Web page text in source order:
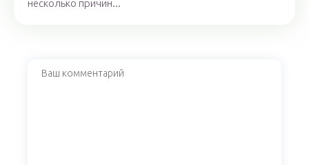
несколько причин...